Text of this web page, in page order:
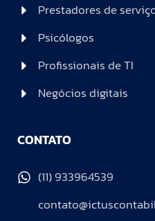
Prestadores de
Psicólogos
Profissionais de TI
Negócios digitais
CONTATO
(11) 933964539